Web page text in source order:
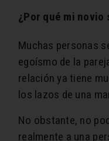
¿Por qué mi novio
Muchas personas
egoísmo de la
relación ya tiene
los lazos de una
No obstante, no
realmente a una